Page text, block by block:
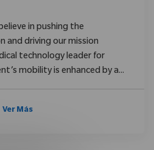
in pushing the
and driving our mission
technology leader for
mobility is enhanced by a...
Ver Más